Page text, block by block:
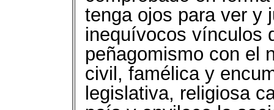
tenga ojos para ver y
inequívocos vínculos
peñagomismo con el
civil, famélica y
legislativa, religiosa